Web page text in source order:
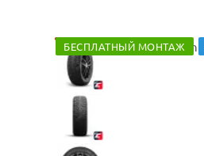
БЕСПЛАТНЫЙ МОНТАЖ